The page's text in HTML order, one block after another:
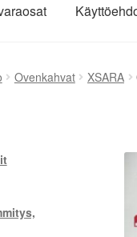
Ovenkahvat XSARA